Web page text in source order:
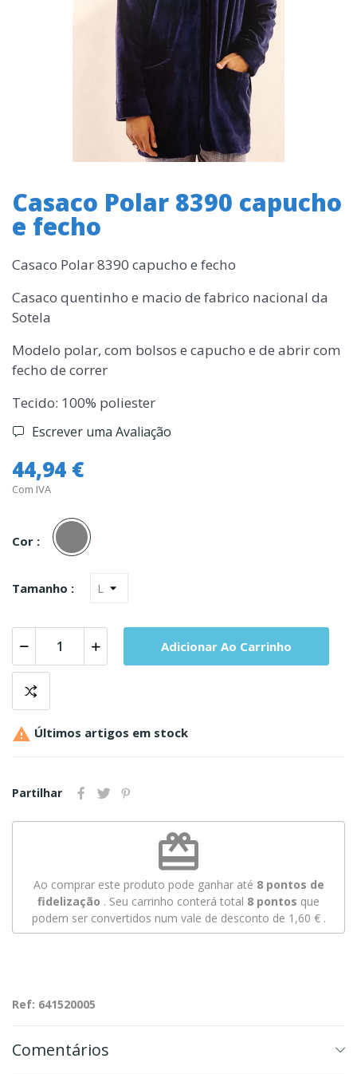
Casaco Polar 8390 capucho
e fecho
Casaco Polar 8390 capucho e fecho
Casaco quentinho e macio de fabrico nacional da
Sotela
Modelo polar, com bolsos e capucho e de abrir com
fecho de correr
Tecido: 100% poliester
Escrever uma Avaliação
44,94 €
Com IVA
Cor :
Cinza
Tamanho :
Adicionar Ao Carrinho
 Últimos artigos em stock
Partilhar
redeem
Ao comprar este produto pode ganhar até 8pontos de
fidelização . Seu carrinho conterá total 8 pontos que
podem ser convertidos num vale de desconto de 1,60 €.
Ref: 641520005
Comentários